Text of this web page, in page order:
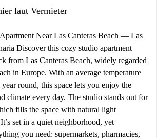
laut Vermieter
Near Las Canteras Beach — Las
Discover this cozy studio apartment
from Las Canteras Beach, widely regarded
in Europe. With an average temperature
round, this space lets you enjoy the
climate every day. The studio stands out for
fills the space with natural light
set in a quiet neighborhood, yet
you need: supermarkets, pharmacies,